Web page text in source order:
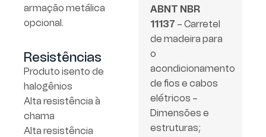
armação metálica
opcional.
Resistências
Produto isento de
halogênios
Alta resistência à
chama
Alta resistência
ABNT NBR
11137 – Carretel
de madeira para
o
acondicionamento
de fios e cabos
elétricos –
Dimensões e
estruturas;